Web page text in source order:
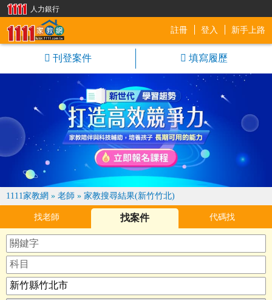
註冊 登入 新手上路
刊登案件 填寫履歷
1111家教網 » 老師 » 家教搜尋結果(新竹竹北)
找老師 找案件 代碼找
人力銀行